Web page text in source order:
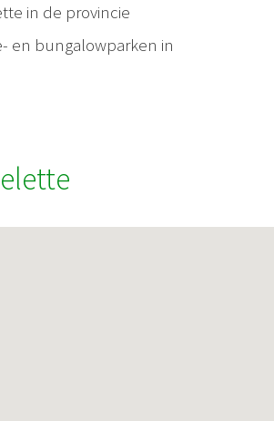
in de provincie
en bungalowparken in